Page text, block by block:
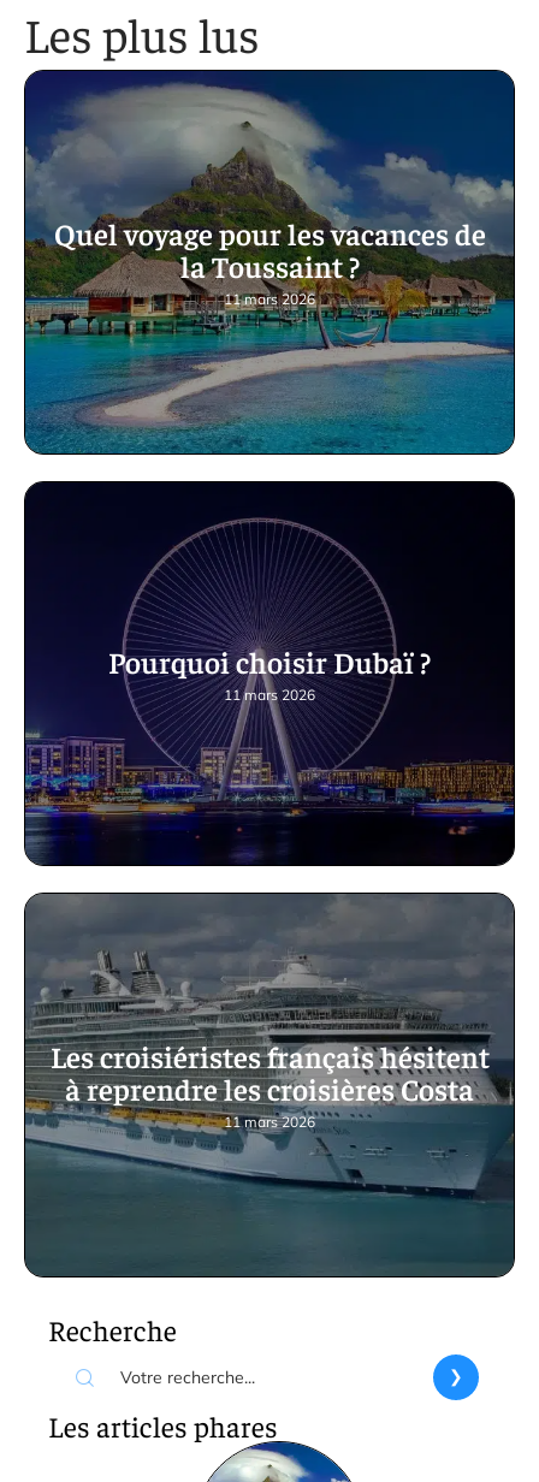
Les plus lus
Quel voyage pour les vacances de
la Toussaint ?
11 mars 2026
Pourquoi choisir Dubaï ?
11 mars 2026
Les croisiéristes français hésitent
à reprendre les croisières Costa
11 mars 2026
Recherche
Les articles phares